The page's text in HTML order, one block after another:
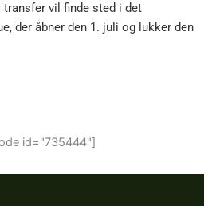
vil finde sted i det
der åbner den 1. juli og lukker den
id="735444"]